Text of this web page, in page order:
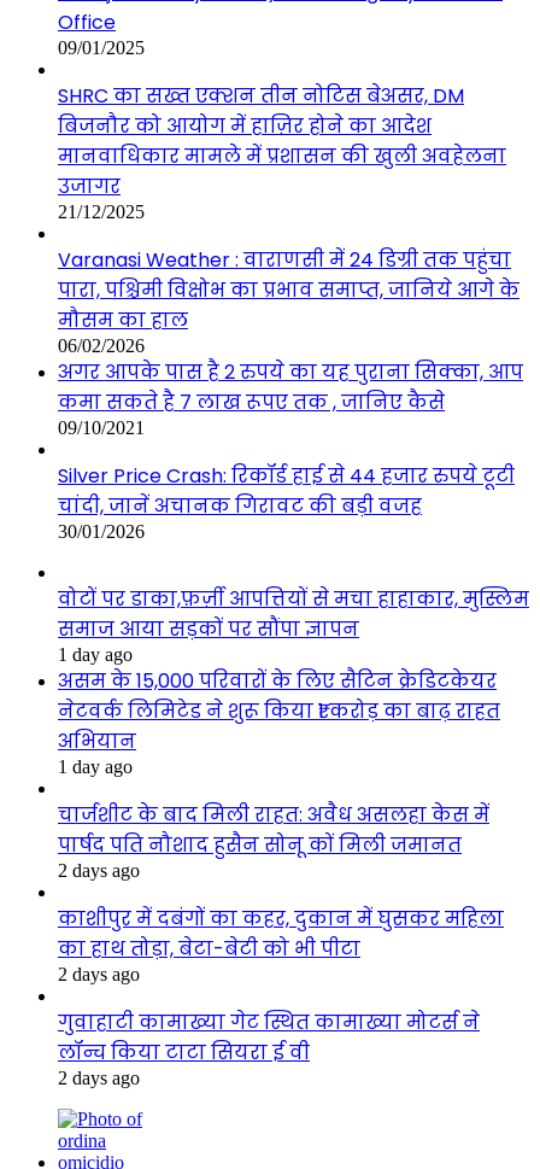
Office
09/01/2025
SHRC का सख्त एक्शन तीन नोटिस बेअसर, DM
बिजनौर को आयोग में हाज़िर होने का आदेश
मानवाधिकार मामले में प्रशासन की खुली अवहेलना
उजागर
21/12/2025
Varanasi Weather : वाराणसी में 24 डिग्री तक पहुंचा
पारा, पश्चिमी विक्षोभ का प्रभाव समाप्त, जानिये आगे के
मौसम का हाल
06/02/2026
अगर आपके पास है 2 रुपये का यह पुराना सिक्का, आप
कमा सकते है 7 लाख रूपए तक , जानिए कैसे
09/10/2021
Silver Price Crash: रिकॉर्ड हाई से 44 हजार रुपये टूटी
चांदी, जानें अचानक गिरावट की बड़ी वजह
30/01/2026
वोटों पर डाका,फ़र्ज़ी आपत्तियों से मचा हाहाकार, मुस्लिम
समाज आया सड़कों पर सौंपा ज्ञापन
1 day ago
असम के 15,000 परिवारों के लिए सैटिन क्रेडिटकेयर
नेटवर्क लिमिटेड ने शुरू किया ₹1 करोड़ का बाढ़ राहत
अभियान
1 day ago
चार्जशीट के बाद मिली राहत: अवैध असलहा केस में
पार्षद पति नौशाद हुसैन सोनू कों मिली जमानत
2 days ago
काशीपुर में दबंगों का कहर, दुकान में घुसकर महिला
का हाथ तोड़ा, बेटा-बेटी को भी पीटा
2 days ago
गुवाहाटी कामाख्या गेट स्थित कामाख्या मोटर्स ने
लॉन्च किया टाटा सियरा ई वी
2 days ago